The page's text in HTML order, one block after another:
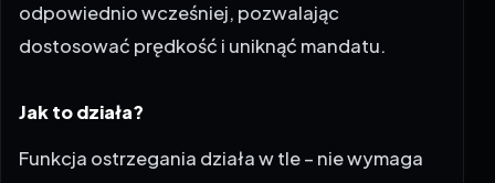
dostosować prędkość i uniknąć mandatu.
od kierowcy żadnej interakcji. Kamera analizuje